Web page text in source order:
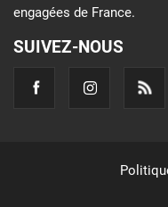
engagées de France.
SUIVEZ-NOUS